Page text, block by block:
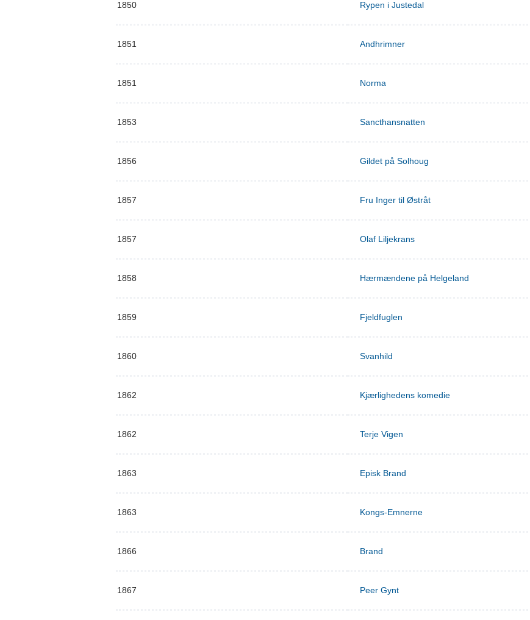
1850 Rypen i Justedal
1851 Andhrimner
1851 Norma
1853 Sancthansnatten
1856 Gildet på Solhoug
1857 Fru Inger til Østråt
1857 Olaf Liljekrans
1858 Hærmændene på Helgeland
1859 Fjeldfuglen
1860 Svanhild
1862 Kjærlighedens komedie
1862 Terje Vigen
1863 Episk Brand
1863 Kongs-Emnerne
1866 Brand
1867 Peer Gynt